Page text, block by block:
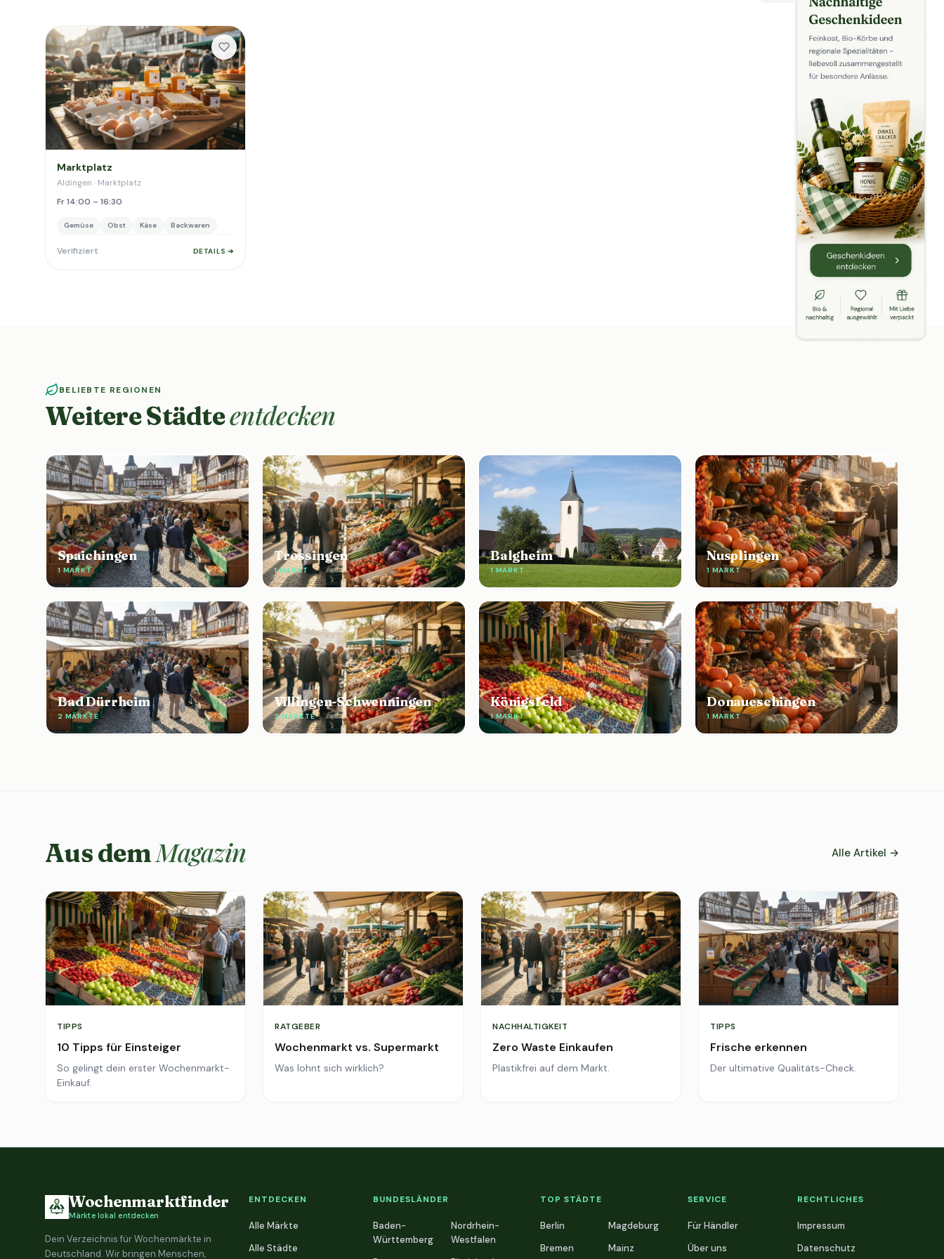
Marktplatz
Aldingen · Marktplatz
Fr 14:00 – 16:30
Gemüse Obst Käse Backwaren
Verifiziert DETAILS ➔
BELIEBTE REGIONEN
Weitere Städteentdecken
Spaichingen
1 MARKT
Trossingen
1 MARKT
Balgheim
1 MARKT
Nusplingen
1 MARKT
Bad Dürrheim
2 MÄRKTE
Villingen-Schwenningen
2 MÄRKTE
Königsfeld
1 MARKT
Donaueschingen
1 MARKT
Aus demMagazin Alle Artikel →
TIPPS
10 Tipps für Einsteiger
So gelingt dein erster Wochenmarkt-
Einkauf.
RATGEBER
Wochenmarkt vs. Supermarkt
Was lohnt sich wirklich?
NACHHALTIGKEIT
Zero Waste Einkaufen
Plastikfrei auf dem Markt.
TIPPS
Frische erkennen
Der ultimative Qualitäts-Check.
Wochenmarktfinder
Märkte lokal entdecken
Dein Verzeichnis für Wochenmärkte in
Deutschland. Wir bringen Menschen,
ENTDECKEN
Alle Märkte
Alle Städte
BUNDESLÄNDER
Baden-
Württemberg
Nordrhein-
Westfalen
TOP STÄDTE
Berlin
Bremen
Magdeburg
Mainz
SERVICE
Für Händler
Über uns
RECHTLICHES
Impressum
Datenschutz